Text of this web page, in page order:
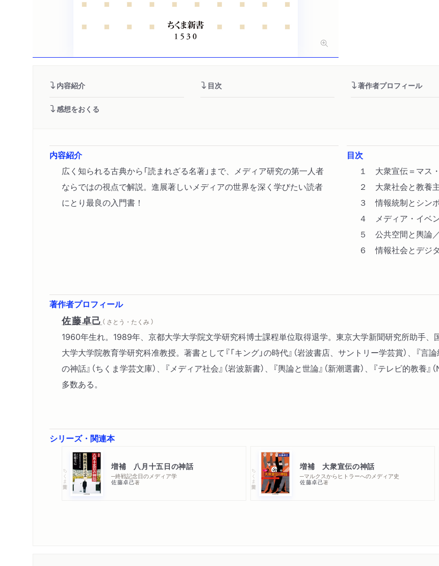
内容紹介 目次 著作者プロフィール
感想をおくる
内容紹介
広く知られる古典から「読まれざる名著」まで、メディア研究の第一人者
ならではの視点で解説。進展著しいメディアの世界を深く学びたい読者
にとり最良の入門書！
目次
１ 大衆宣伝＝マス
２ 大衆社会と教養
３ 情報統制とシン
４ メディア・イベ
５ 公共空間と輿論
６ 情報社会とデジ
著作者プロフィール
佐藤卓己 （ さとう・たくみ ）
1960年生れ。1989年、京都大学大学院文学研究科博士課程単位取得退学。東京大学新聞研究所助手
大学大学院教育学研究科准教授。著書として『「キング」の時代』（岩波書店、サントリー学芸賞）、『
の神話』（ちくま学芸文庫）、『メディア社会』（岩波新書）、『輿論と世論』（新潮選書）、『テレビ的教養
多数ある。
シリーズ・関連本
ちくま学芸文庫 増補 八月十五日の神話
─終戦記念日のメディア学
佐藤卓己著
ちくま学芸文庫 増補 大衆宣伝の神話
─マルクスからヒトラーへのメディア史
佐藤卓己著